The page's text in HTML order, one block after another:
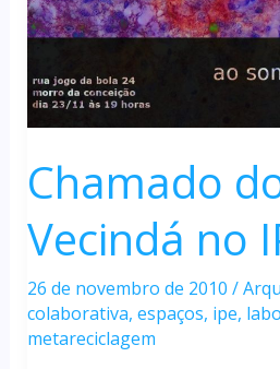
Chamado
Vecindá no
26 de novembro de 2010 /
colaborativa, espaços, ipe,
metareciclagem